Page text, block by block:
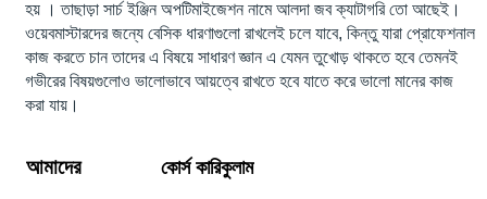
হয় । তাছাড়া সার্চ ইঞ্জিন অপটিমাইজেশন নামে আলদা জব ক্যাটাগরি তো আছেই।
ওয়েবমাস্টারদের জন্যে বেসিক ধারণাগুলো রাখলেই চলে যাবে, কিন্তু যারা প্রোফেশনাল
কাজ করতে চান তাদের এ বিষয়ে সাধারণ জ্ঞান এ যেমন তুখোড় থাকতে হবে তেমনই
গভীরের বিষয়গুলোও ভালোভাবে আয়ত্বে রাখতে হবে যাতে করে ভালো মানের কাজ
করা যায়।
আমাদের কোর্স কারিকুলাম